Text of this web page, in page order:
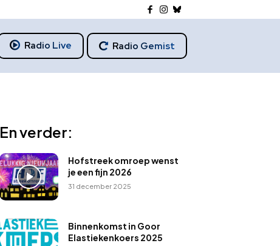
Radio Live Radio Gemist
En verder:
Hofstreek omroep wenst
je een fijn 2026
31 december 2025
Binnenkomst in Goor
Elastiekenkoers 2025